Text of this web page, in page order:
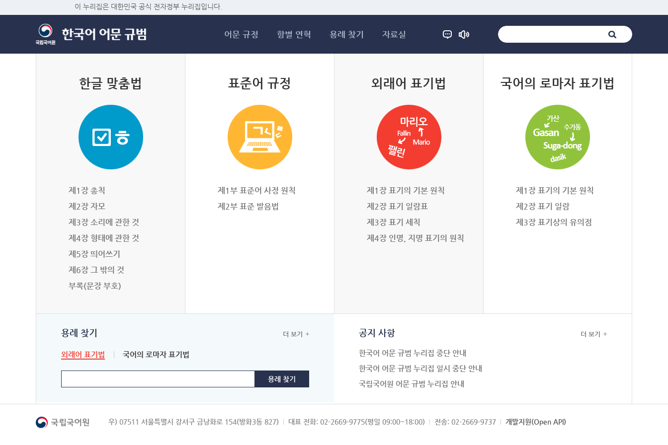
이 누리집은 대한민국 공식 전자정부 누리집입니다.
어문 규정 항별 연혁 용례 찾기 자료실
한글 맞춤법
제1장 총칙
제2장 자모
제3장 소리에 관한 것
제4장 형태에 관한 것
제5장 띄어쓰기
제6장 그 밖의 것
부록(문장 부호)
표준어 규정
제1부 표준어 사정 원칙
제2부 표준 발음법
외래어 표기법
제1장 표기의 기본 원칙
제2장 표기 일람표
제3장 표기 세칙
제4장 인명, 지명 표기의 원칙
국어의 로마자 표기법
제1장 표기의 기본 원칙
제2장 표기 일람
제3장 표기상의 유의점
용례 찾기
외래어 표기법 국어의 로마자 표기법
더 보기 공지 사항
한국어 어문 규범 누리집 중단 안내
한국어 어문 규범 누리집 일시 중단 안내
국립국어원 어문 규범 누리집 안내
더 보기
우) 07511 서울특별시 강서구 금낭화로 154(방화3동 827) 대표 전화: 02-2669-9775(평일 09:00~18:00) 전송: 02-2669-9737 개발지원(Open API)